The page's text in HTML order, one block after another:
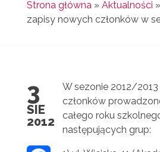
Strona główna» Aktualności »
zapisy nowych członków w
3
SIE
2012
W sezonie 2012/
członków
całego roku
następujących grup: